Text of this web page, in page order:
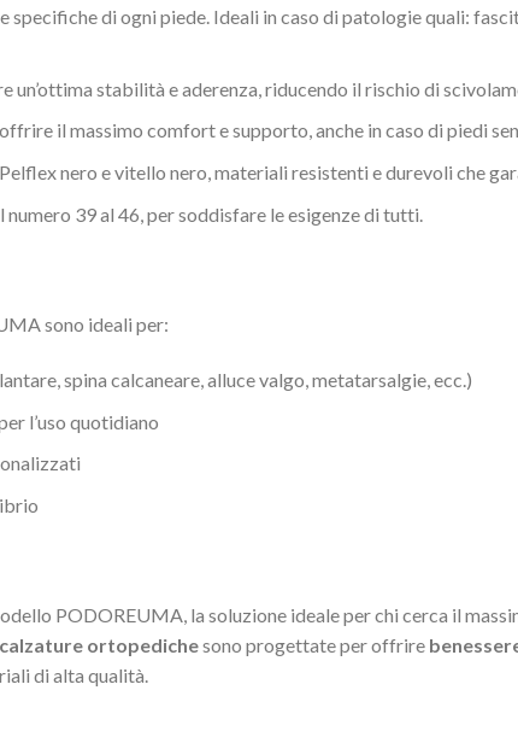
specifiche di ogni piede. Ideali in caso di patologie quali:
un’ottima stabilità e aderenza, riducendo il rischio di
il massimo comfort e supporto, anche in caso di piedi
nero e vitello nero, materiali resistenti e durevoli che
39 al 46, per soddisfare le esigenze di tutti.
sono ideali per:
spina calcaneare, alluce valgo, metatarsalgie, ecc.)
l’uso quotidiano
PODOREUMA, la soluzione ideale per chi cerca il
calzature ortopedichesono progettate per offrire
di alta qualità.